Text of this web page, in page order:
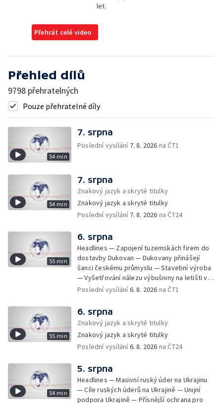
let.
Přehrát celé video
Přehled dílů
9798 přehratelných
Pouze přehratelné díly
54 min
7. srpna
Poslední vysílání 7. 8. 2026 na ČT1
54 min
7. srpna
Znakový jazyk a skryté titulky
Znakový jazyk a skryté titulky
Poslední vysílání 7. 8. 2026 na ČT24
55 min
6. srpna
Headlines — Zapojení tuzemskách firem do
dostavby Dukovan — Dukovany přinášejí
šanci českému průmyslu — Stavební výroba
— Vyšetřování nálezu výbušniny na letišti v
Lipsku — Bourání torza vyhořelé budovy ve
Omezování spotřeby vody v Jihlavě — Čistý
zisk bank — Jednání o ukončení bojů na
Blízkém východě — Opakované údery na
jižní Libanon — Přibylo zásahů horské služby
— Bezpečnostní opatření kvůli Evropské lize
Oscara — Doživotní trest pro Afghánce —
Slevy na jízdném — Aktualizace plánu
adaptace na klimatické změny — Letošní
teplotní rekordy — Škody po nočních
Poslední vysílání6. 8. 2026 na ČT1
55 min
6. srpna
Znakový jazyk a skryté titulky
Znakový jazyk a skryté titulky
Poslední vysílání6. 8. 2026 na ČT24
54 min
5. srpna
Headlines — Masivní ruský úder na Ukrajinu
— Cíle ruských úderů na Ukrajině — Unijní
podpora Ukrajině — Přísnější ochrana pro